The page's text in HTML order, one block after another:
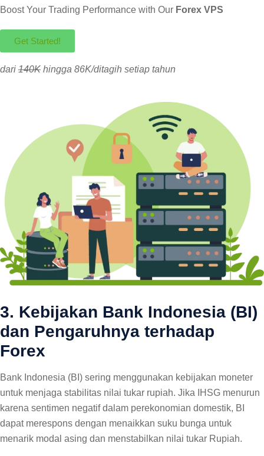
Boost Your Trading Performance with Our Forex VPS
Get Started!
dari 140K hingga 86K/ditagih setiap tahun
3. Kebijakan Bank Indonesia (BI)
dan Pengaruhnya terhadap
Forex
Bank Indonesia (BI) sering menggunakan kebijakan moneter
untuk menjaga stabilitas nilai tukar rupiah. Jika IHSG menurun
karena sentimen negatif dalam perekonomian domestik, BI
dapat merespons dengan menaikkan suku bunga untuk
menarik modal asing dan menstabilkan nilai tukar Rupiah.